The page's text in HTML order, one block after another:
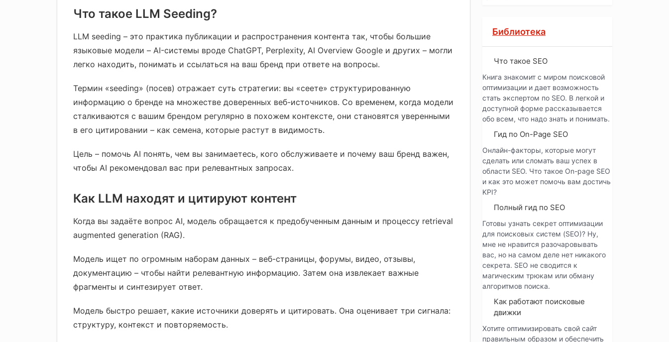
Что такое LLM Seeding?
LLM seeding – это практика публикации и распространения контента так, чтобы большие
языковые модели – AI-системы вроде ChatGPT, Perplexity, AI Overview Google и других – могли
легко находить, понимать и ссылаться на ваш бренд при ответе на вопросы.
Термин «seeding» (посев) отражает суть стратегии: вы «сеете» структурированную
информацию о бренде на множестве доверенных веб-источников. Со временем, когда модели
сталкиваются с вашим брендом регулярно в похожем контексте, они становятся уверенными
в его цитировании – как семена, которые растут в видимость.
Цель – помочь AI понять, чем вы занимаетесь, кого обслуживаете и почему ваш бренд важен,
чтобы AI рекомендовал вас при релевантных запросах.
Как LLM находят и цитируют контент
Когда вы задаёте вопрос AI, модель обращается к предобученным данным и процессу retrieval
augmented generation (RAG).
Модель ищет по огромным наборам данных – веб-страницы, форумы, видео, отзывы,
документацию – чтобы найти релевантную информацию. Затем она извлекает важные
фрагменты и синтезирует ответ.
Модель быстро решает, какие источники доверять и цитировать. Она оценивает три сигнала:
структуру, контекст и повторяемость.
Библиотека
Что такое SEO
Книга знакомит с миром поисковой
оптимизации и дает возможность
стать экспертом по SEO. В легкой и
доступной форме рассказывается
обо всем, что надо знать и понимать.
Гид по On-Page SEO
Онлайн-факторы, которые могут
сделать или сломать ваш успех в
области SEO. Что такое On-page SEO
и как это может помочь вам достичь
KPI?
Полный гид по SEO
Готовы узнать секрет оптимизации
для поисковых систем (SEO)? Ну,
мне не нравится разочаровывать
вас, но на самом деле нет никакого
секрета. SEO не сводится к
магическим трюкам или обману
алгоритмов поиска.
Как работают поисковые
движки
Хотите оптимизировать свой сайт
правильным образом и обеспечить